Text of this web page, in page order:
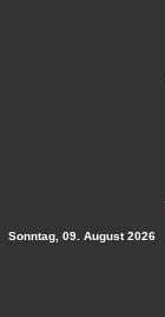
Sonntag, 09. August 2026